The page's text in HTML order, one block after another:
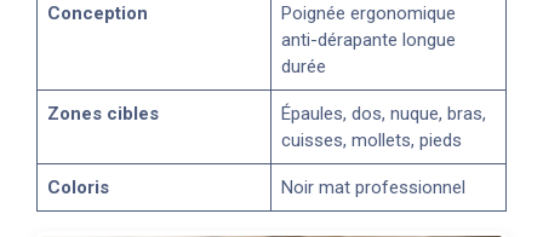
Conception
Poignée ergonomique
anti-dérapante longue
durée
Zones cibles
Épaules, dos, nuque, bras,
cuisses, mollets, pieds
Coloris Noir mat professionnel